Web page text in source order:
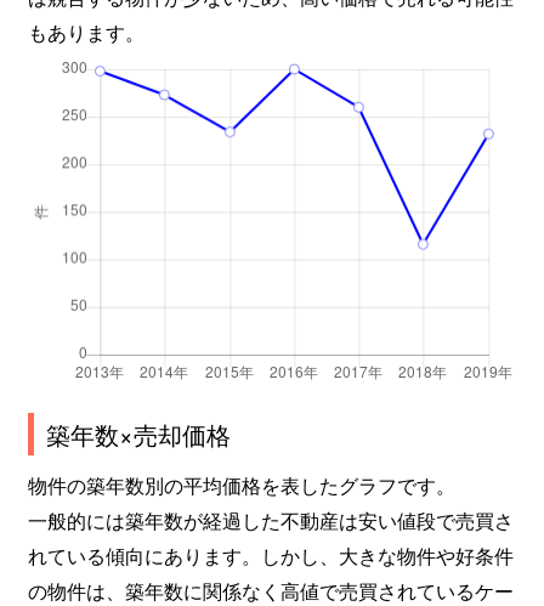
もあります。
築年数×売却価格
物件の築年数別の平均価格を表したグラフです。
一般的には築年数が経過した不動産は安い値段で売買さ
れている傾向にあります。しかし、大きな物件や好条件
の物件は、築年数に関係なく高値で売買されているケー